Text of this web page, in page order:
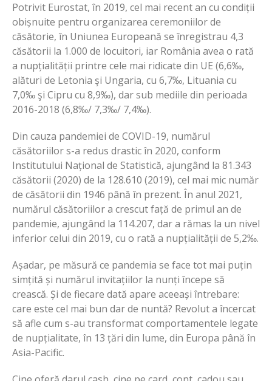
Potrivit Eurostat, în 2019, cel mai recent an cu condiții
obișnuite pentru organizarea ceremoniilor de
căsătorie, în Uniunea Europeană se înregistrau 4,3
căsătorii la 1.000 de locuitori, iar România avea o rată
a nupțialității printre cele mai ridicate din UE (6,6‰,
alături de Letonia şi Ungaria, cu 6,7‰, Lituania cu
7,0‰ şi Cipru cu 8,9‰), dar sub mediile din perioada
2016-2018 (6,8‰/ 7,3‰/ 7,4‰).
Din cauza pandemiei de COVID-19, numărul
căsătoriilor s-a redus drastic în 2020, conform
Institutului Național de Statistică, ajungând la 81.343
căsătorii (2020) de la 128.610 (2019), cel mai mic număr
de căsătorii din 1946 până în prezent. În anul 2021,
numărul căsătoriilor a crescut față de primul an de
pandemie, ajungând la 114.207, dar a rămas la un nivel
inferior celui din 2019, cu o rată a nupțialității de 5,2‰.
Așadar, pe măsură ce pandemia se face tot mai puțin
simțită și numărul invitațiilor la nunți începe să
crească. Și de fiecare dată apare aceeași întrebare:
care este cel mai bun dar de nuntă? Revolut a încercat
să afle cum s-au transformat comportamentele legate
de nupțialitate, în 13 țări din lume, din Europa până în
Asia-Pacific.